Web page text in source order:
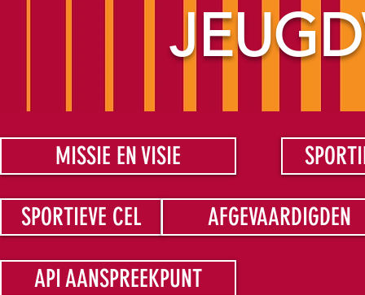
MISSIE EN VISIE
SPORTIEVE CEL AFGEVAARDIGDEN
API AANSPREEKPUNT